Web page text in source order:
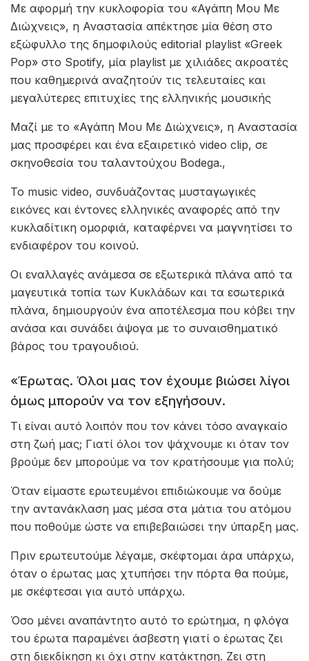
Με αφορμή την κυκλοφορία του «Αγάπη Μου Με
Διώχνεις», η Αναστασία απέκτησε μία θέση στο
εξώφυλλο της δημοφιλούς editorial playlist «Greek
Pop» στο Spotify, μία playlist με χιλιάδες ακροατές
που καθημερινά αναζητούν τις τελευταίες και
μεγαλύτερες επιτυχίες της ελληνικής μουσικής
Μαζί με το «Αγάπη Μου Με Διώχνεις», η Αναστασία
μας προσφέρει και ένα εξαιρετικό video clip, σε
σκηνοθεσία του ταλαντούχου Bodega.,
Το music video, συνδυάζοντας μυσταγωγικές
εικόνες και έντονες ελληνικές αναφορές από την
κυκλαδίτικη ομορφιά, καταφέρνει να μαγνητίσει το
ενδιαφέρον του κοινού.
Οι εναλλαγές ανάμεσα σε εξωτερικά πλάνα από τα
μαγευτικά τοπία των Κυκλάδων και τα εσωτερικά
πλάνα, δημιουργούν ένα αποτέλεσμα που κόβει την
ανάσα και συνάδει άψογα με το συναισθηματικό
βάρος του τραγουδιού.
«Έρωτας. Όλοι μας τον έχουμε βιώσει λίγοι
όμως μπορούν να τον εξηγήσουν.
Τι είναι αυτό λοιπόν που τον κάνει τόσο αναγκαίο
στη ζωή μας; Γιατί όλοι τον ψάχνουμε κι όταν τον
βρούμε δεν μπορούμε να τον κρατήσουμε για πολύ;
Όταν είμαστε ερωτευμένοι επιδιώκουμε να δούμε
την αντανάκλαση μας μέσα στα μάτια του ατόμου
που ποθούμε ώστε να επιβεβαιώσει την ύπαρξη μας.
Πριν ερωτευτούμε λέγαμε, σκέφτομαι άρα υπάρχω,
όταν ο έρωτας μας χτυπήσει την πόρτα θα πούμε,
με σκέφτεσαι για αυτό υπάρχω.
Όσο μένει αναπάντητο αυτό το ερώτημα, η φλόγα
του έρωτα παραμένει άσβεστη γιατί ο έρωτας ζει
στη διεκδίκηση κι όχι στην κατάκτηση. Ζει στη